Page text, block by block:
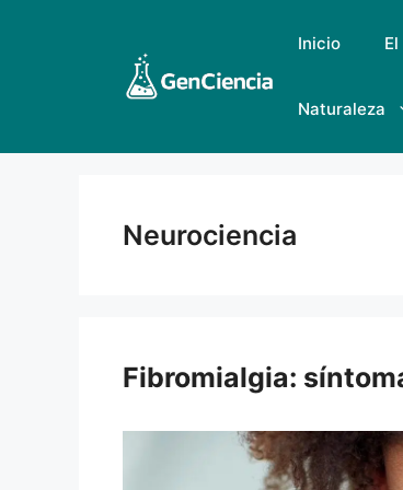
Inicio
Naturaleza
Neurociencia
Fibromialgia: